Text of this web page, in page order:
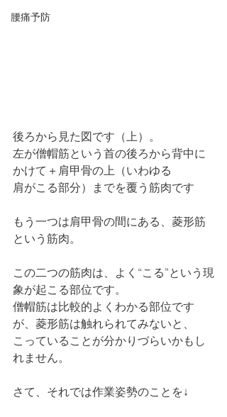
腰痛予防
後ろから見た図です（上）。
左が僧帽筋という首の後ろから背中に
かけて＋肩甲骨の上（いわゆる
肩がこる部分）までを覆う筋肉です
もう一つは肩甲骨の間にある、菱形筋
という筋肉。
この二つの筋肉は、よく“こる”という現
象が起こる部位です。
僧帽筋は比較的よくわかる部位です
が、菱形筋は触れられてみないと、
こっていることが分かりづらいかもし
れません。
さて、それでは作業姿勢のことを↓